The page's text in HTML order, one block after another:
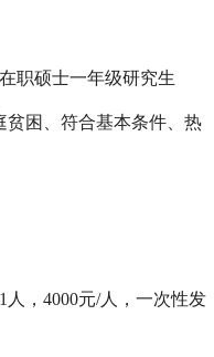
职硕士一年级研究生
贫困、符合基本条件、热
1 人， 4000元/人，一次性发